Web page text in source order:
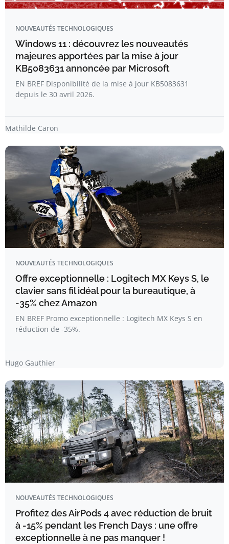
NOUVEAUTÉS TECHNOLOGIQUES
Windows 11 : découvrez les nouveautés
majeures apportées par la mise à jour
KB5083631 annoncée par Microsoft
EN BREF Disponibilité de la mise à jour KB5083631
depuis le 30 avril 2026.
Mathilde Caron
NOUVEAUTÉS TECHNOLOGIQUES
Offre exceptionnelle : Logitech MX Keys S, le
clavier sans fil idéal pour la bureautique, à
-35% chez Amazon
EN BREF Promo exceptionnelle : Logitech MX Keys S en
réduction de -35%.
Hugo Gauthier
NOUVEAUTÉS TECHNOLOGIQUES
Profitez des AirPods 4 avec réduction de bruit
à -15% pendant les French Days : une offre
exceptionnelle à ne pas manquer !